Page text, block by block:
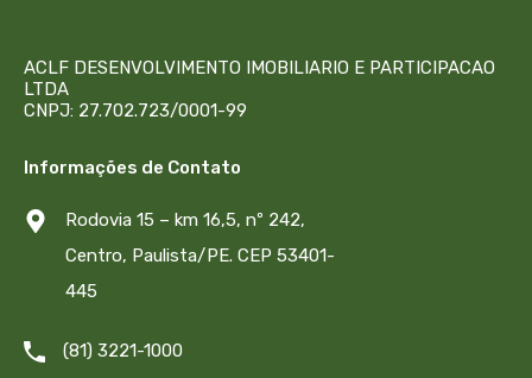
ACLF DESENVOLVIMENTO IMOBILIARIO E PARTICIPACAO
LTDA
CNPJ: 27.702.723/0001-99
Informações de Contato
Rodovia 15 – km 16,5, nº 242,
Centro, Paulista/PE. CEP 53401-
445
(81) 3221-1000